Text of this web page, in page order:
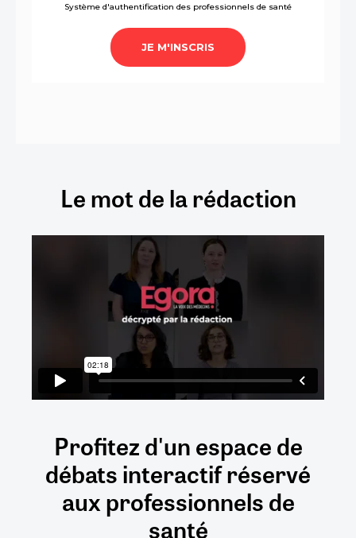
Le mot de la rédaction
Profitez d'un espace de
débatsinteractifréservé
auxprofessionnels de
santé